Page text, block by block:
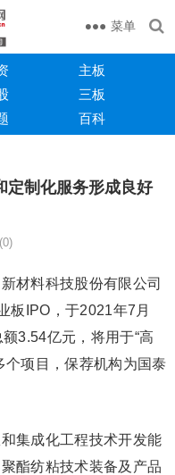
菜单
主板
三板
百科
定制化服务形成良好
材料科技股份有限公司
板IPO，于2021年7月
3.54亿元，将用于“高
个项目，保荐机构为国泰
集成化工程技术开发能
酯纺粘技术装备及产品